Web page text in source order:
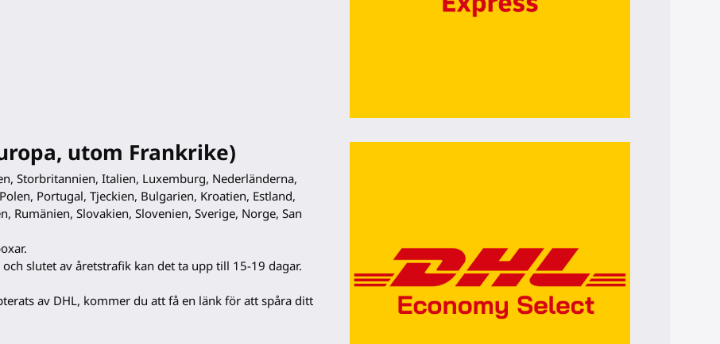
utom Frankrike)
Storbritannien, Italien, Luxemburg, Nederländerna,
Portugal, Tjeckien, Bulgarien, Kroatien, Estland,
Rumänien, Slovakien, Slovenien, Sverige, Norge, San
slutet av åretstrafik kan det ta upp till 15-19 dagar.
av DHL, kommer du att få en länk för att spåra ditt